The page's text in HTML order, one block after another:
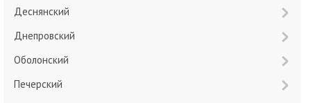
Деснянский
Днепровский
Оболонский
Печерский